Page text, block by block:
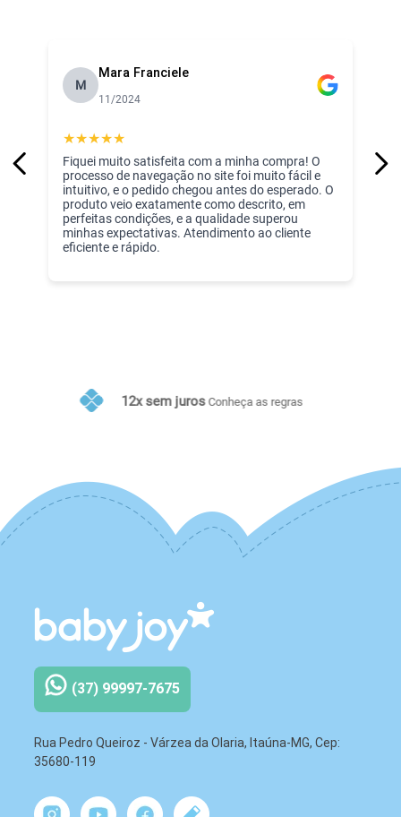
M
Mara Franciele
11/2024
★★★★★
Fiquei muito satisfeita com a minha compra! O
processo de navegação no site foi muito fácil e
intuitivo, e o pedido chegou antes do esperado. O
produto veio exatamente como descrito, em
perfeitas condições, e a qualidade superou
minhas expectativas. Atendimento ao cliente
eficiente e rápido.
10% de desconto no PIX
Conheça as regras
(37) 99997-7675
Rua Pedro Queiroz - Várzea da Olaria, Itaúna-MG, Cep:
35680-119